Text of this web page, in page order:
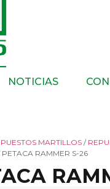
NOTICIAS
MARTILLOS /
PETACA RAMMER S-26